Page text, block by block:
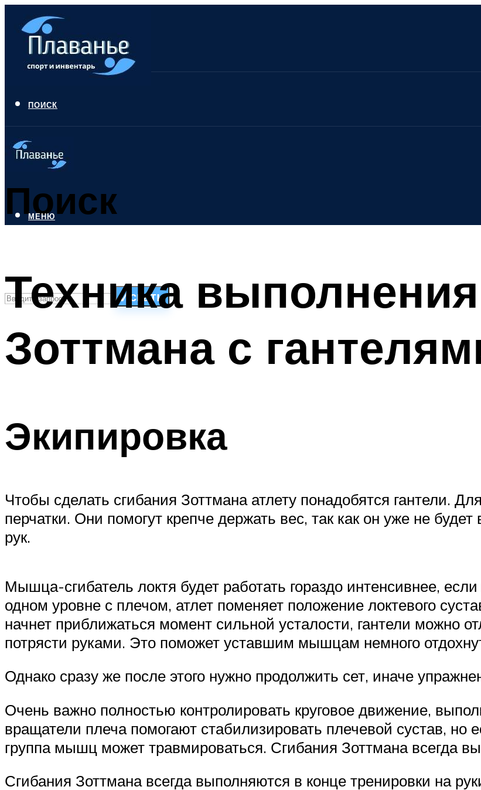
ПОИСК
Поиск
Искать
ПЛАВАНЬЕ ДЛЯ ДЕТЕЙ
ПЛАВАНЬЕ ДЛЯ ПОХУДЕНИЯ
МЕНЮ
МЕНЮ
Техника
Зоттмана с
Экипировка
Чтобы сделать сгибания Зоттмана атлету понадобятся гантели.
перчатки. Они помогут крепче держать вес, так как он уже не
рук.
Мышца-сгибатель локтя будет работать гораздо интенсивнее,
одном уровне с плечом, атлет поменяет положение локтевого
начнет приближаться момент сильной усталости, гантели можно
потрясти руками. Это поможет уставшим мышцам немного
Однако сразу же после этого нужно продолжить сет, иначе
Очень важно полностью контролировать круговое движение,
вращатели плеча помогают стабилизировать плечевой сустав, но
группа мышц может травмироваться. Сгибания Зоттмана всегда
Сгибания Зоттмана всегда выполняются в конце тренировки на